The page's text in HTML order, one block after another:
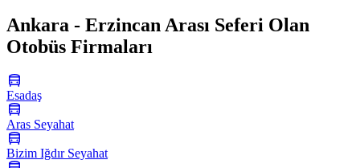
Ankara - Erzincan Arası Seferi Olan
Otobüs Firmaları
Esadaş
Aras Seyahat
Bizim Iğdır Seyahat